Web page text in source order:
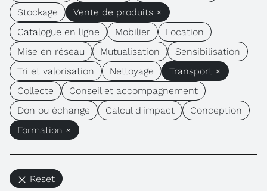
Stockage
Vente de produits ×
Catalogue en ligne
Mobilier
Location
Mise en réseau
Mutualisation
Sensibilisation
Tri et valorisation
Nettoyage
Transport ×
Collecte
Conseil et accompagnement
Don ou échange
Calcul d'impact
Conception
Formation ×
Reset